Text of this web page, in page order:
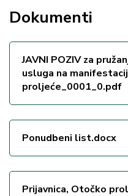
Dokumenti
JAVNI POZIV za
usluga na
proljeće_0001_0.pdf
Ponudbeni list.docx
Prijavnica, Otočko